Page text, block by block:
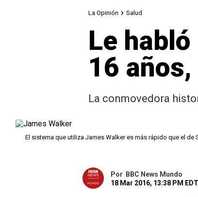
La Opinión Salud
Le
16
La conmovedora
El sistema que utiliza James Walker es más rápido que el de
Por
BBC News Mundo
18 Mar 2016, 13:38 PM EDT